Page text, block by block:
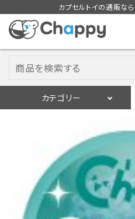
カプセルトイの通販な
カテゴリー
入荷スケジュールを
カプセルトイマシン本体